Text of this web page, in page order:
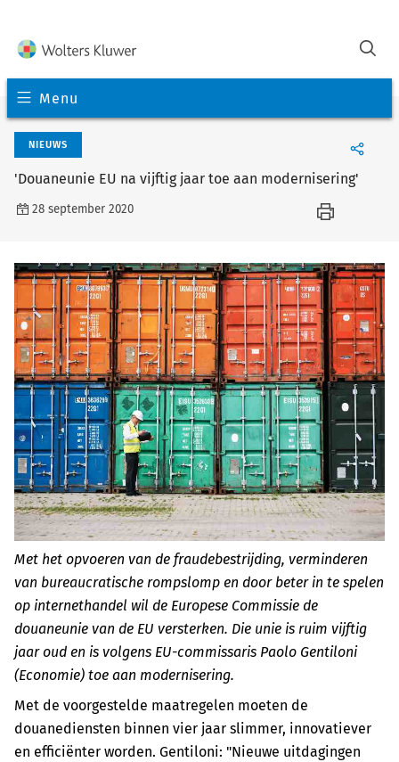
Menu
NIEUWS
'Douaneunie EU na vijftig jaar toe aan modernisering'
28 september 2020
Met het opvoeren van de fraudebestrijding, verminderen
van bureaucratische rompslomp en door beter in te spelen
op internethandel wil de Europese Commissie de
douaneunie van de EU versterken. Die unie is ruim vijftig
jaar oud en is volgens EU-commissaris Paolo Gentiloni
(Economie) toe aan modernisering.
Met de voorgestelde maatregelen moeten de
douanediensten binnen vier jaar slimmer, innovatiever
en efficiënter worden. Gentiloni: "Nieuwe uitdagingen